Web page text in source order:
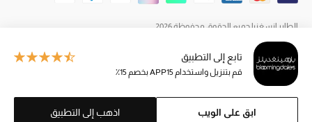
هدايا
مجموعة الجمال
الجمال في بلوميز
تابع إلى التطبيق
قم بتنزيل واستخدام APP15 بخصم 15٪
ابق على الويب اذهب إلى التطبيق
الطاير إنسغنيا جميع الحقوق محفوظة 2026